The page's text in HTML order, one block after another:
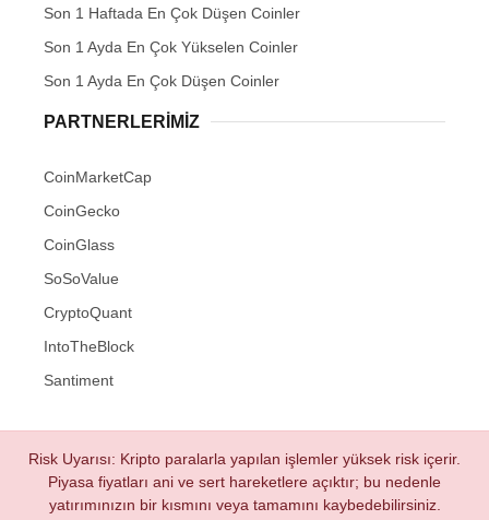
Son 1 Haftada En Çok Düşen Coinler
Son 1 Ayda En Çok Yükselen Coinler
Son 1 Ayda En Çok Düşen Coinler
PARTNERLERIMIZ
CoinMarketCap
CoinGecko
CoinGlass
SoSoValue
CryptoQuant
IntoTheBlock
Santiment
Risk Uyarısı: Kripto paralarla yapılan işlemler yüksek risk içerir.
Piyasa fiyatları ani ve sert hareketlere açıktır; bu nedenle
yatırımınızın bir kısmını veya tamamını kaybedebilirsiniz.